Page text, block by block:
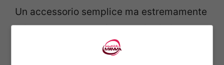
Un accessorio semplice ma estremamente
utile che consente ai neogenitori di avere
sempre a portata di mano tutto